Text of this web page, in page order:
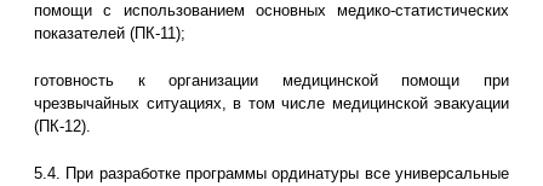
помощи с использованием основных медико-статистических
показателей (ПК-11);
готовность к организации медицинской помощи при
чрезвычайных ситуациях, в том числе медицинской эвакуации
(ПК-12).
5.4. При разработке программы ординатуры все универсальные